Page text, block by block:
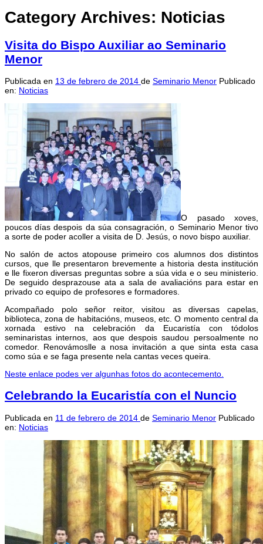
Category Archives: Noticias
Visita do Bispo Auxiliar ao Seminario
Menor
Publicada en 13 de febrero de 2014 de Seminario Menor Publicado
en: Noticias
O pasado xoves,
poucos días despois da súa consagración, o Seminario Menor tivo
a sorte de poder acoller a visita de D. Jesús, o novo bispo auxiliar.
No salón de actos atopouse primeiro cos alumnos dos distintos
cursos, que lle presentaron brevemente a historia desta institución
e lle fixeron diversas preguntas sobre a súa vida e o seu ministerio.
De seguido desprazouse ata a sala de avaliacións para estar en
privado co equipo de profesores e formadores.
Acompañado polo señor reitor, visitou as diversas capelas,
biblioteca, zona de habitacións, museos, etc. O momento central da
xornada estivo na celebración da Eucaristía con tódolos
seminaristas internos, aos que despois saudou persoalmente no
comedor. Renovámoslle a nosa invitación a que sinta esta casa
como súa e se faga presente nela cantas veces queira.
Neste enlace podes ver algunhas fotos do acontecemento.
Celebrando la Eucaristía con el Nuncio
Publicada en 11 de febrero de 2014 de Seminario Menor Publicado
en: Noticias